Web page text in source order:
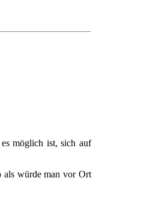
möglich ist, sich auf
als würde man vor Ort